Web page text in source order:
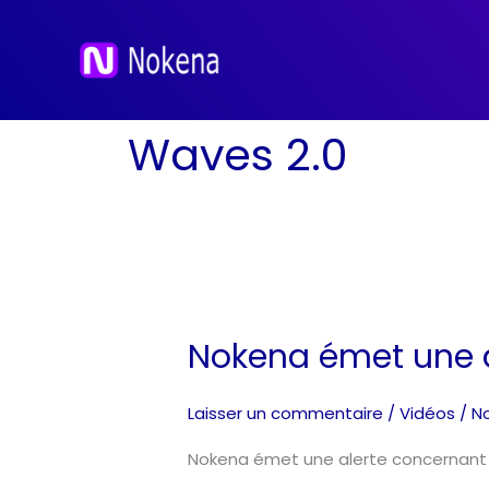
Waves 2.0
Nokena émet une
Laisser un commentaire /Vidéos /
Nokena émet une alerte concernant
Nokena
une
concernant